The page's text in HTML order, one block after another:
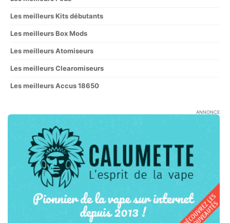
Les meilleurs Kits débutants
Les meilleurs Box Mods
Les meilleurs Atomiseurs
Les meilleurs Clearomiseurs
Les meilleurs Accus 18650
ANNONCE